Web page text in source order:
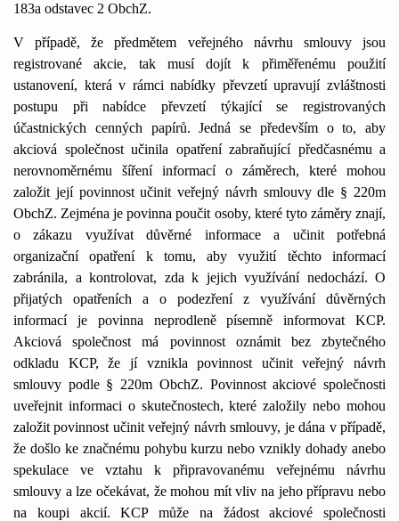
183a odstavec 2 ObchZ.
V případě, že předmětem veřejného návrhu smlouvy jsou
registrované akcie, tak musí dojít k přiměřenému použití
ustanovení, která v rámci nabídky převzetí upravují zvláštnosti
postupu při nabídce převzetí týkající se registrovaných
účastnických cenných papírů. Jedná se především o to, aby
akciová společnost učinila opatření zabraňující předčasnému a
nerovnoměrnému šíření informací o záměrech, které mohou
založit její povinnost učinit veřejný návrh smlouvy dle § 220m
ObchZ. Zejména je povinna poučit osoby, které tyto záměry znají,
o zákazu využívat důvěrné informace a učinit potřebná
organizační opatření k tomu, aby využití těchto informací
zabránila, a kontrolovat, zda k jejich využívání nedochází. O
přijatých opatřeních a o podezření z využívání důvěrných
informací je povinna neprodleně písemně informovat KCP.
Akciová společnost má povinnost oznámit bez zbytečného
odkladu KCP, že jí vznikla povinnost učinit veřejný návrh
smlouvy podle § 220m ObchZ. Povinnost akciové společnosti
uveřejnit informaci o skutečnostech, které založily nebo mohou
založit povinnost učinit veřejný návrh smlouvy, je dána v případě,
že došlo ke značnému pohybu kurzu nebo vznikly dohady anebo
spekulace ve vztahu k připravovanému veřejnému návrhu
smlouvy a lze očekávat, že mohou mít vliv na jeho přípravu nebo
na koupi akcií. KCP může na žádost akciové společnosti